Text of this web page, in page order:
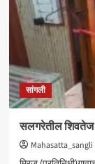
सांगली
सलगरेतील शिवतेज
Mahasatta_sangli